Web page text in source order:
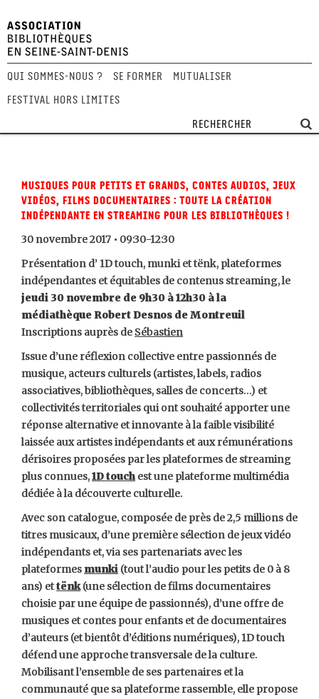
Qui sommes-nous ? Se former
Mutualiser
Festival Hors Limites
Musiques pour petits et grands, contes audios, jeux
vidéos, films documentaires : toute la création
indépendante en streaming pour les bibliothèques !
30 novembre 2017 • 09:30-12:30
Présentation d’ 1D touch, munki et tënk, plateformes
indépendantes et équitables de contenus streaming, le
jeudi 30 novembre de 9h30 à 12h30 à la
médiathèque Robert Desnos de Montreuil
Inscriptions auprès deSébastien
Issue d’une réflexion collective entre passionnés de
musique, acteurs culturels (artistes, labels, radios
associatives, bibliothèques, salles de concerts…) et
collectivités territoriales qui ont souhaité apporter une
réponse alternative et innovante à la faible visibilité
laissée aux artistes indépendants et aux rémunérations
dérisoires proposées par les plateformes de streaming
plus connues,1D touchest une plateforme multimédia
dédiée à la découverte culturelle.
Avec son catalogue, composée de près de 2,5 millions de
titres musicaux, d’une première sélection de jeux vidéo
indépendants et, via ses partenariats avec les
plateformesmunki(tout l’audio pour les petits de 0 à 8
ans) ettënk(une sélection de films documentaires
choisie par une équipe de passionnés), d’une offre de
musiques et contes pour enfants et de documentaires
d’auteurs (et bientôt d’éditions numériques), 1D touch
défend une approche transversale de la culture.
Mobilisant l’ensemble de ses partenaires et la
communauté que sa plateforme rassemble, elle propose